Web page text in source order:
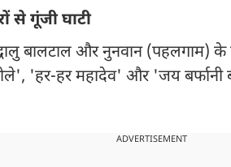
से गूंजी घाटी
बालटाल और नुनवान (पहलगाम) के
'हर-हर महादेव' और 'जय
ADVERTISEMENT